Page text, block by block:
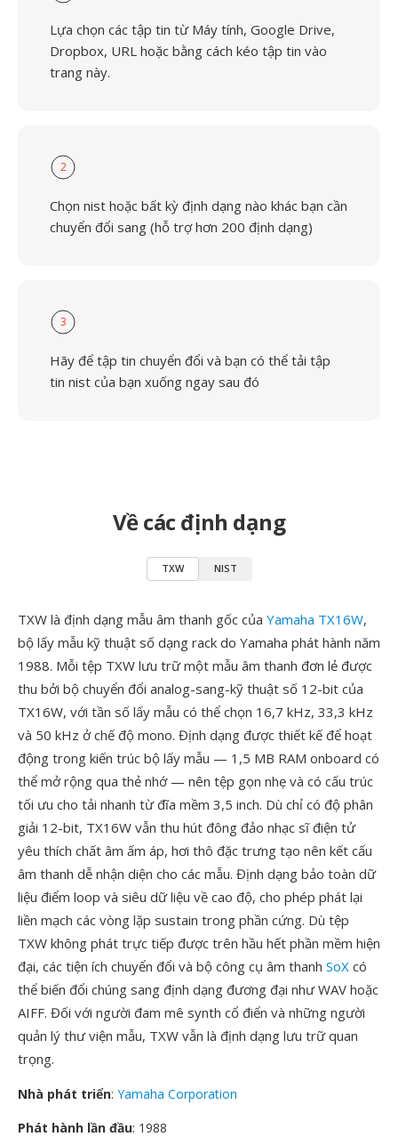
Lựa chọn các tập tin từ Máy tính, Google Drive,
Dropbox, URL hoặc bằng cách kéo tập tin vào
trang này.
2
Chọn nist hoặc bất kỳ định dạng nào khác bạn cần
chuyển đổi sang (hỗ trợ hơn 200 định dạng)
3
Hãy để tập tin chuyển đổi và bạn có thể tải tập
tin nist của bạn xuống ngay sau đó
Về các định dạng
TXW NIST
TXW là định dạng mẫu âm thanh gốc của Yamaha TX16W,
bộ lấy mẫu kỹ thuật số dạng rack do Yamaha phát hành năm
1988. Mỗi tệp TXW lưu trữ một mẫu âm thanh đơn lẻ được
thu bởi bộ chuyển đổi analog-sang-kỹ thuật số 12-bit của
TX16W, với tần số lấy mẫu có thể chọn 16,7 kHz, 33,3 kHz
và 50 kHz ở chế độ mono. Định dạng được thiết kế để hoạt
động trong kiến trúc bộ lấy mẫu — 1,5 MB RAM onboard có
thể mở rộng qua thẻ nhớ — nên tệp gọn nhẹ và có cấu trúc
tối ưu cho tải nhanh từ đĩa mềm 3,5 inch. Dù chỉ có độ phân
giải 12-bit, TX16W vẫn thu hút đông đảo nhạc sĩ điện tử
yêu thích chất âm ấm áp, hơi thô đặc trưng tạo nên kết cấu
âm thanh dễ nhận diện cho các mẫu. Định dạng bảo toàn dữ
liệu điểm loop và siêu dữ liệu về cao độ, cho phép phát lại
liền mạch các vòng lặp sustain trong phần cứng. Dù tệp
TXW không phát trực tiếp được trên hầu hết phần mềm hiện
đại, các tiện ích chuyển đổi và bộ công cụ âm thanh SoX có
thể biến đổi chúng sang định dạng đương đại như WAV hoặc
AIFF. Đối với người đam mê synth cổ điển và những người
quản lý thư viện mẫu, TXW vẫn là định dạng lưu trữ quan
trọng.
Nhà phát triển: Yamaha Corporation
Phát hành lần đầu: 1988